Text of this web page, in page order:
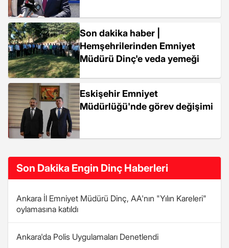
Son dakika haber |
Hemşehrilerinden Emniyet
Müdürü Dinç'e veda yemeği
Eskişehir Emniyet
Müdürlüğü'nde görev değişimi
Son Dakika Engin Dinç Haberleri
Ankara İl Emniyet Müdürü Dinç, AA'nın "Yılın Kareleri"
oylamasına katıldı
Ankara'da Polis Uygulamaları Denetlendi